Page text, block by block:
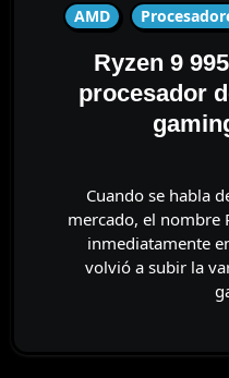
AMD
Ryzen 9
procesador
Cuando se habla del mejor procesador del
mercado, el nombre
inmediatamente
volvió a subir la